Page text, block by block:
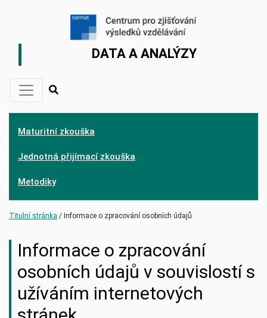
DATA A ANALÝZY
Maturitní zkouška
Jednotná přijímací zkouška
Metodiky
Titulní stránka Informace o zpracování osobních údajů
Informace o zpracování
osobních údajů v souvislostí s
užíváním internetových